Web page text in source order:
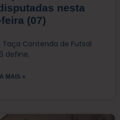
nesta
(07)
Taça Contenda de Futsal
define,
MAIS »